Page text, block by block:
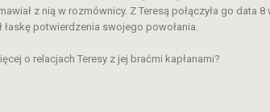
z nią w rozmównicy. Z Teresą połączyła go data
łaskę potwierdzenia swojego powołania.
o relacjach Teresy z jej braćmi kapłanami?